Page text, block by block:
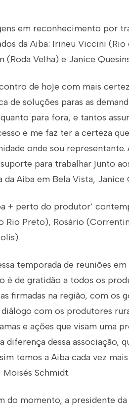
em reconhecimento por
da Aiba: Irineu Viccini
(Roda Velha) e Janice
de hoje com mais
de soluções paras as
para fora, e tantos
e me faz ter a certeza
onde sou
para trabalhar junto
da Aiba em Bela Vista, Janice
+ perto do produtor’
Rio Preto), Rosário
temporada de reuniões
é de gratidão a todos os
firmadas na região, com os
com os produtores
e ações que visam uma
diferença dessa
temos a Aiba cada vez
Schmidt.
do momento, a presidente